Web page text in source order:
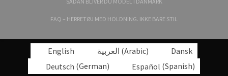
FAQ – HERRETØJ MED HOLDNING. IKKE BARE STIL
English العربية (Arabic)
Dansk
Deutsch (German) Español (Spanish)